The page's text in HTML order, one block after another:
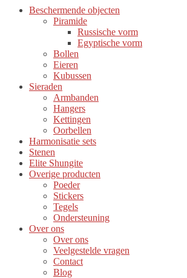
Beschermende objecten
Piramide
Russische vorm
Egyptische vorm
Bollen
Eieren
Kubussen
Sieraden
Armbanden
Hangers
Kettingen
Oorbellen
Harmonisatie sets
Stenen
Elite Shungite
Overige producten
Poeder
Stickers
Tegels
Ondersteuning
Over ons
Over ons
Veelgestelde vragen
Contact
Blog